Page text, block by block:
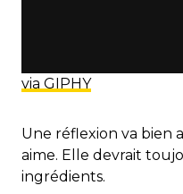
via GIPHY
Une réflexion va bien
aime. Elle devrait
ingrédients.